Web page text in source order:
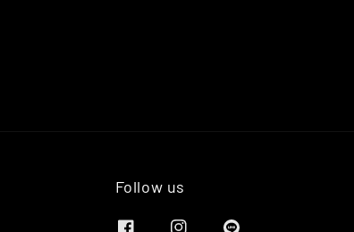
Follow us